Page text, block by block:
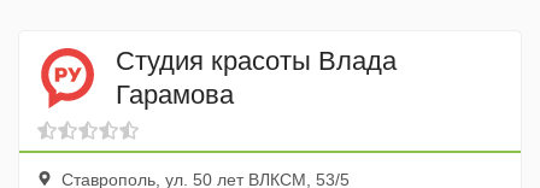
Студия красоты Влада
Гарамова
Ставрополь, ул. 50 лет ВЛКСМ, 53/5